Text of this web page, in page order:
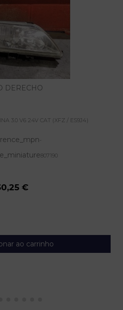
DERECHO
3.0 V6 24V CAT (XFZ / ES9J4)
-
807190
€
ao carrinho